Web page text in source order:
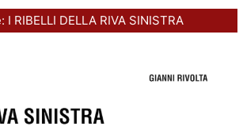
RIBELLI DELLA RIVA SINISTRA